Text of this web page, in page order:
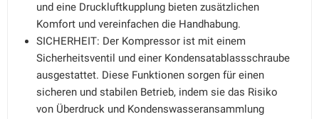
und eine Druckluftkupplung bieten zusätzlichen
Komfort und vereinfachen die Handhabung.
SICHERHEIT: Der Kompressor ist mit einem
Sicherheitsventil und einer Kondensatablassschraube
ausgestattet. Diese Funktionen sorgen für einen
sicheren und stabilen Betrieb, indem sie das Risiko
von Überdruck und Kondenswasseransammlung